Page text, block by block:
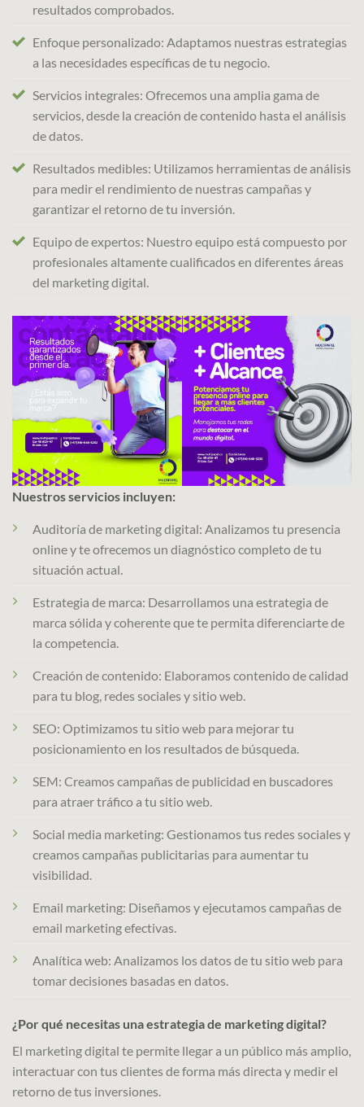
resultados comprobados.
Enfoque personalizado: Adaptamos nuestras estrategias
a las necesidades específicas de tu negocio.
Servicios integrales: Ofrecemos una amplia gama de
servicios, desde la creación de contenido hasta el análisis
de datos.
Resultados medibles: Utilizamos herramientas de análisis
para medir el rendimiento de nuestras campañas y
garantizar el retorno de tu inversión.
Equipo de expertos: Nuestro equipo está compuesto por
profesionales altamente cualificados en diferentes áreas
del marketing digital.
Nuestros servicios incluyen:
Auditoría de marketing digital: Analizamos tu presencia
online y te ofrecemos un diagnóstico completo de tu
situación actual.
Estrategia de marca: Desarrollamos una estrategia de
marca sólida y coherente que te permita diferenciarte de
la competencia.
Creación de contenido: Elaboramos contenido de calidad
para tu blog, redes sociales y sitio web.
SEO: Optimizamos tu sitio web para mejorar tu
posicionamiento en los resultados de búsqueda.
SEM: Creamos campañas de publicidad en buscadores
para atraer tráfico a tu sitio web.
Social media marketing: Gestionamos tus redes sociales y
creamos campañas publicitarias para aumentar tu
visibilidad.
Email marketing: Diseñamos y ejecutamos campañas de
email marketing efectivas.
Analítica web: Analizamos los datos de tu sitio web para
tomar decisiones basadas en datos.
¿Por qué necesitas una estrategia de marketing digital?
El marketing digital te permite llegar a un público más amplio,
interactuar con tus clientes de forma más directa y medir el
retorno de tus inversiones.